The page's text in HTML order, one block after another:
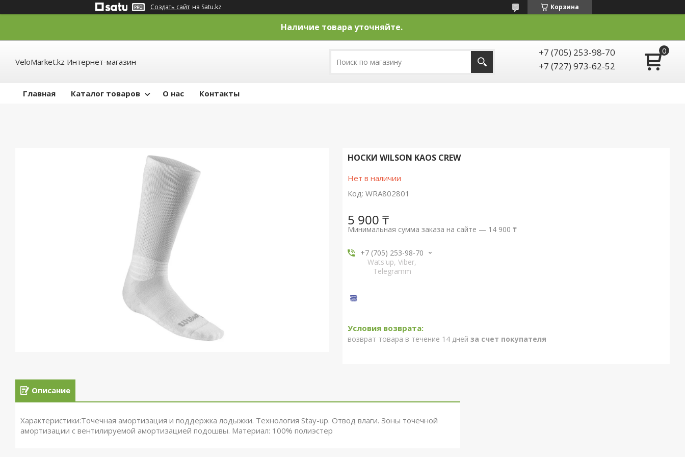
Создать сайт на Satu.kz Корзина
Наличие товара уточняйте.
VeloMarket.kz Интернет-магазин
+7 (705) 253-98-70
+7 (727) 973-62-52
Главная Каталог товаров О нас Контакты
НОСКИ WILSON KAOS CREW
Нет в наличии
Код: WRA802801
5 900 ₸
Минимальная сумма заказа на сайте — 14 900 ₸
+7 (705) 253-98-70
Wats'up, Viber,
Telegramm
возврат товара в течение 14 дней за счет покупателя
Описание
Характеристики:Точечная амортизация и поддержка лодыжки. Технология Stay-up. Отвод влаги. Зоны точечной
амортизации с вентилируемой амортизацией подошвы. Материал: 100% полиэстер